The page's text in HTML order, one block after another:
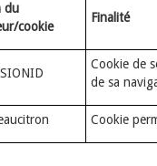
du
cookie
Finalité
Cookie de
de sa
Cookie